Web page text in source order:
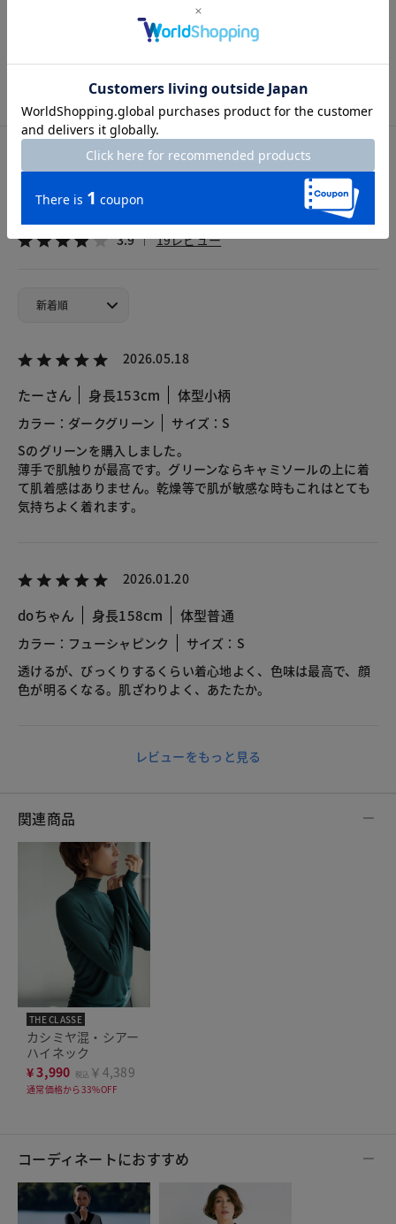
※個人差がございますので、参考としてご覧ください。
カスタマーレビュー
総合評価
3.9 19レビュー
2026.05.18
たーさん 身長153cm 体型小柄
カラー：ダークグリーン
サイズ：S
Sのグリーンを購入しました。
薄手で肌触りが最高です。グリーンならキャミソールの上に着
て肌着感はありません。乾燥等で肌が敏感な時もこれはとても
気持ちよく着れます。
2026.01.20
doちゃん 身長158cm 体型普通
カラー：フューシャピンク
サイズ：S
透けるが、びっくりするくらい着心地よく、色味は最高で、顔
色が明るくなる。肌ざわりよく、あたたか。
レビューをもっと見る
関連商品
THE CLASSE
カシミヤ混・シアー
ハイネック
¥3,990 税込 ￥4,389
通常価格から33%OFF
コーディネートにおすすめ